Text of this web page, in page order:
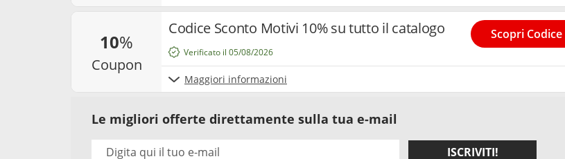
10%
coupon
Codice Sconto Motivi 10% su tutto il catalogo
Maggiori informazioni
Verificato il 05/08/2026
Scopri Codice
Le migliori offerte direttamente sulla tua e-mail
ISCRIVITI!